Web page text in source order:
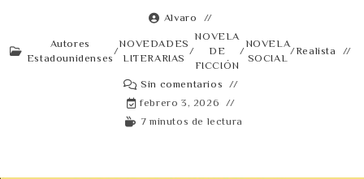
Alvaro
Autores
Estadounidenses
/
NOVEDADES
LITERARIAS
/
NOVELA
DE
FICCIÓN
/
NOVELA
SOCIAL
/Realista
Sin comentarios
febrero 3, 2026
7 minutos de lectura